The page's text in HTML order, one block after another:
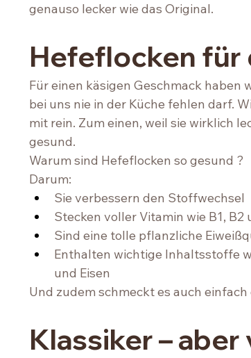
genauso lecker wie das Original.
Hefeflocken für
Für einen käsigen Geschmack haben
bei uns nie in der Küche fehlen darf.
mit rein. Zum einen, weil sie wirklich
gesund.
Warum sind Hefeflocken so gesund ?
Darum:
Sie verbessern den Stoffwechsel
Stecken voller Vitamin wie B1, B2
Sind eine tolle pflanzliche
Enthalten wichtige Inhaltsstoffe
und Eisen
Und zudem schmeckt es auch
Klassiker – aber